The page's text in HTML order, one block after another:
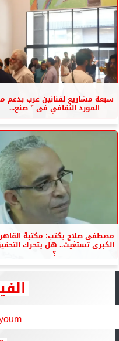
سبعة مشاريع لفنانين عرب بدعم
المورد الثقافي فى ” صنع...
مصطفى صلاح يكتب: مكتبة
الكبرى تستغيث.. هل يتحرك
؟